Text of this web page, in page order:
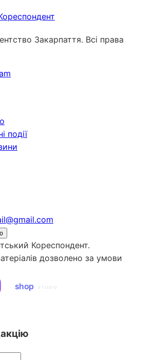
Закарпаття. Всі права
події
Кореспондент.
дозволено за умови
shop STUDIO